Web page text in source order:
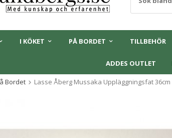
I KÖKET PÅ BORDET TILLBEHÖR
ADDES OUTLET
Bordet Lasse Åberg Mussaka Uppläggningsfat 36cm